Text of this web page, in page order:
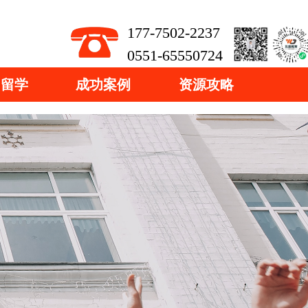
学 成功案例 资源攻略
177-7502-2237
0551-65550724